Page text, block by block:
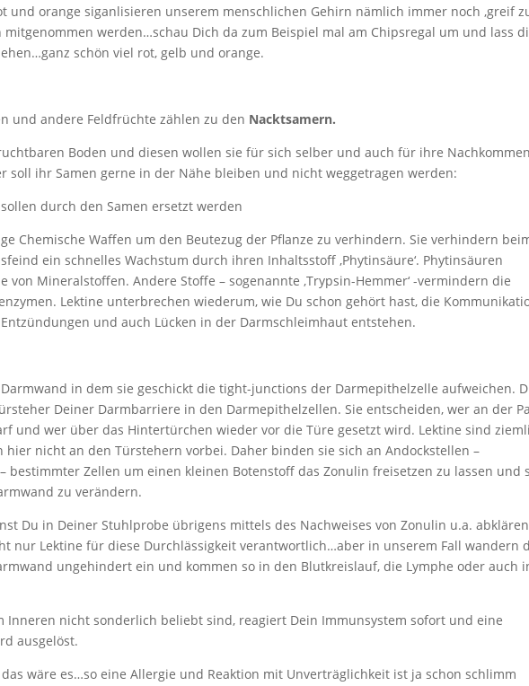
und orange siganlisieren unserem menschlichen Gehirn nämlich immer noch ‚greif
werden…schau Dich da zum Beispiel mal am Chipsregal um und lass
schön viel rot, gelb und orange.
und andere Feldfrüchte zählen zu den Nacktsamern.
Boden und diesen wollen sie für sich selber und auch für ihre Nachkommen
soll ihr Samen gerne in der Nähe bleiben und nicht weggetragen werden:
durch den Samen ersetzt werden
Chemische Waffen um den Beutezug der Pflanze zu verhindern. Sie verhindern
ein schnelles Wachstum durch ihren Inhaltsstoff ‚Phytinsäure‘. Phytinsäuren
von Mineralstoffen. Andere Stoffe – sogenannte ‚Trypsin-Hemmer‘ -vermindern die
Lektine unterbrechen wiederum, wie Du schon gehört hast, die
und auch Lücken in der Darmschleimhaut entstehen.
in dem sie geschickt die tight-junctions der Darmepithelzelle aufweichen.
Deiner Darmbarriere in den Darmepithelzellen. Sie entscheiden, wer an der
und wer über das Hintertürchen wieder vor die Türe gesetzt wird. Lektine sind
hier nicht an den Türstehern vorbei. Daher binden sie sich an Andockstellen –
bestimmter Zellen um einen kleinen Botenstoff das Zonulin freisetzen zu lassen und
zu verändern.
Du in Deiner Stuhlprobe übrigens mittels des Nachweises von Zonulin u.a. abklären
nur Lektine für diese Durchlässigkeit verantwortlich…aber in unserem Fall wandern
ungehindert ein und kommen so in den Blutkreislauf, die Lymphe oder auch
Inneren nicht sonderlich beliebt sind, reagiert Dein Immunsystem sofort und eine
ausgelöst.
wäre es…so eine Allergie und Reaktion mit Unverträglichkeit ist ja schon schlimm